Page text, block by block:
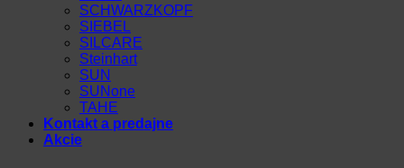
SCHWARZKOPF
SIEBEL
SILCARE
Steinhart
SUN
SUNone
TAHE
Kontakt a predajne
Akcie